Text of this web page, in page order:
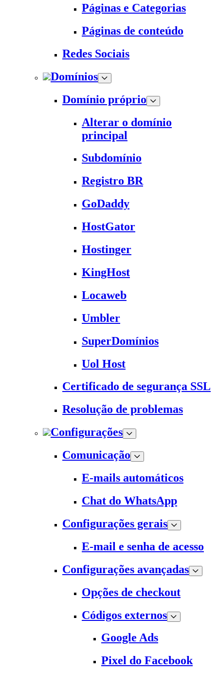
Páginas e Categorias
Páginas de conteúdo
Redes Sociais
Domínios
Domínio próprio
Alterar o domínio
principal
Subdomínio
Registro BR
GoDaddy
HostGator
Hostinger
KingHost
Locaweb
Umbler
SuperDomínios
Uol Host
Certificado de segurança SSL
Resolução de problemas
Configurações
Comunicação
E-mails automáticos
Chat do WhatsApp
Configurações gerais
E-mail e senha de acesso
Configurações avançadas
Opções de checkout
Códigos externos
Google Ads
Pixel do Facebook